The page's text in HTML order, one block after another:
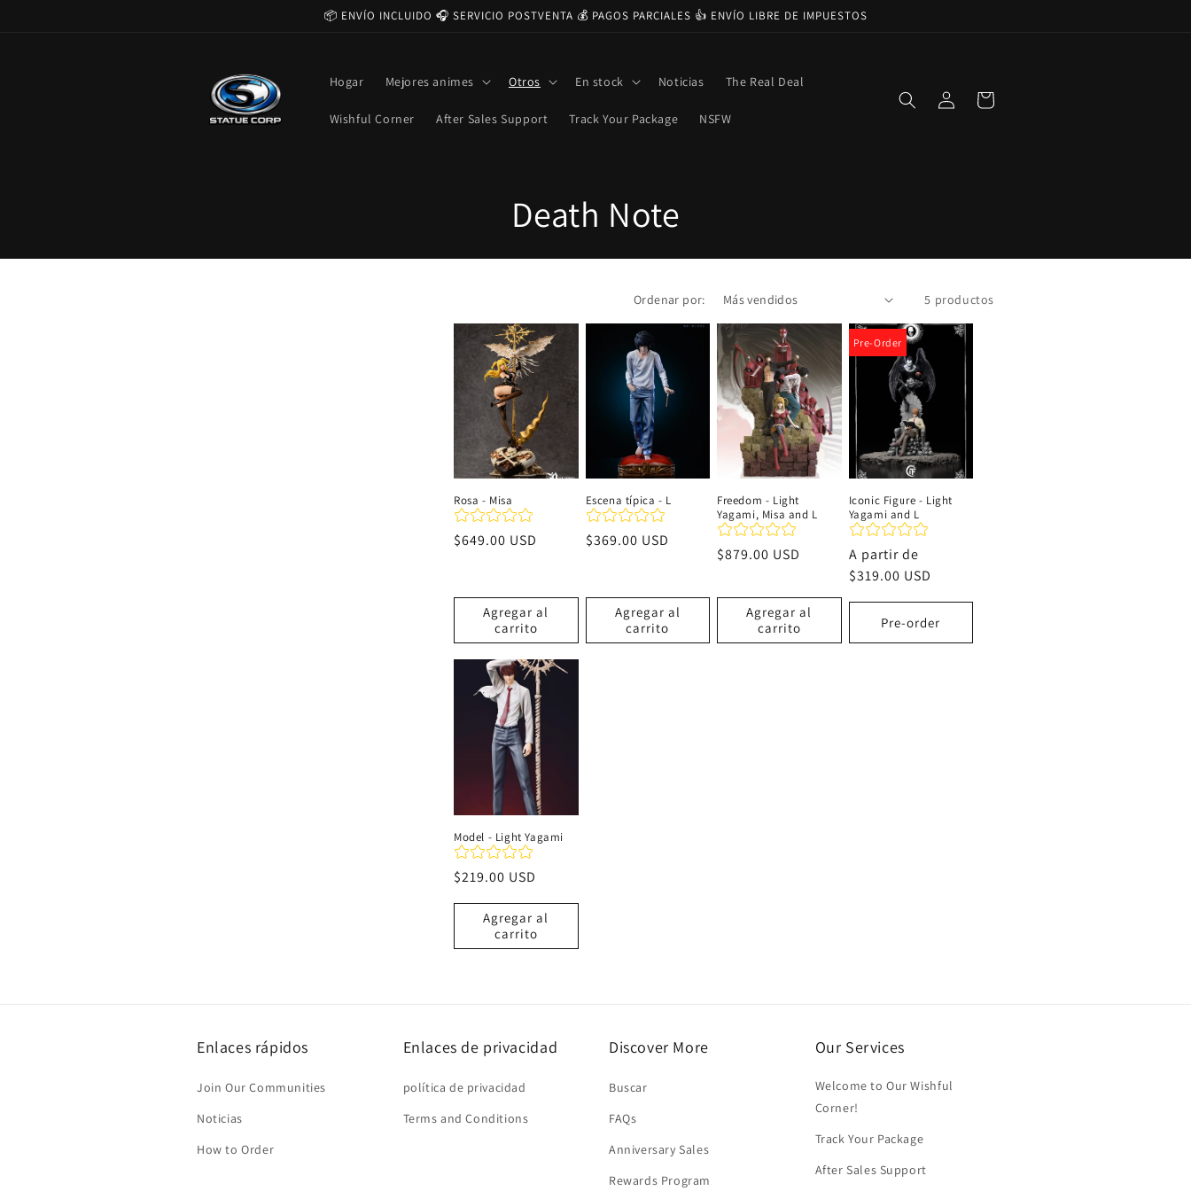
📦 ENVÍO INCLUIDO 🎧 SERVICIO POSTVENTA 💰 PAGOS PARCIALES 👍 ENVÍO LIBRE DE IMPUESTOS
Hogar Mejores animes Otros En stock Noticias The Real Deal
Wishful Corner After Sales Support Track Your Package NSFW
Iniciar
sesión
Carrito
C
o
e
c
c
i
ó
:
Death Note
Ordenar por: 5 productos
Rosa - Misa
Precio
$649.00 USD
Agregar al
carrito
Escena típica - L
Precio
$369.00 USD
Agregar al
carrito
Freedom - Light
Yagami, Misa and L
Precio
$879.00 USD
Agregar al
carrito
Pre-Order
Iconic Figure - Light
Yagami and L
Precio
habitual
A partir de
$319.00 USD
Pre-order
Model - Light Yagami
Precio
$219.00 USD
Agregar al
carrito
Enlaces rápidos
Join Our Communities
Noticias
How to Order
Enlaces de privacidad
política de privacidad
Terms and Conditions
Discover More
Buscar
FAQs
Anniversary Sales
Rewards Program
Our Services
Welcome to Our Wishful
Corner!
Track Your Package
After Sales Support